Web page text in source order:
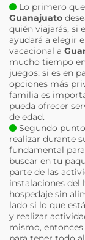
Lo primero
Guanajuato
quién viajarás, si
ayudará a elegir
vacacional a
mucho tiempo
juegos; si es en
opciones más
familia es
pueda ofrecer
de edad.
Segundo
realizar durante
fundamental
buscar en tu
parte de las
instalaciones del
hospedaje sin
lado si lo que
y realizar
mismo,